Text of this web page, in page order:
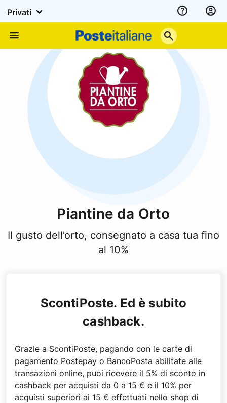
Privati
Assistenza
Italiane
Piantine da Orto
Il gusto dell’orto, consegnato a casa tua fino
al 10%
ScontiPoste. Ed è subito
cashback.
Grazie a ScontiPoste, pagando con le carte di
pagamento Postepay o BancoPosta abilitate alle
transazioni online, puoi ricevere il 5% di sconto in
cashback per acquisti da 0 a 15 € e il 10% per
acquisti superiori ai 15 € effettuati nello shop di